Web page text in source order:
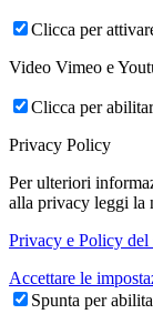
Clicca per
Video Vimeo e
Clicca per
Privacy Policy
Per ulteriori
alla privacy leggi la
Privacy e Policy
Accettare le
Spunta per